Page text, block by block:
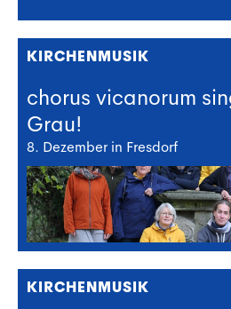
KIRCHENMUSIK
chorus vicanorum
Grau!
8. Dezember in Fresdorf
KIRCHENMUSIK